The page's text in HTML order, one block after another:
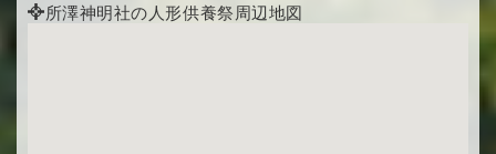
所澤神明社の人形供養祭周辺地図